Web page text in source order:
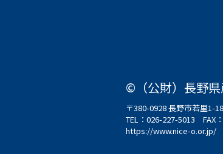
©（公財）長野
〒380-0928 長野市若里1-
TEL： 026-227-5013 FAX
https://www.nice-o.or.jp/